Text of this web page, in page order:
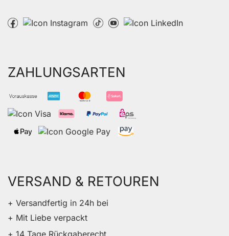
ZAHLUNGSARTEN
VERSAND & RETOUREN
+ Versandfertig in 24h bei
+ Mit Liebe verpackt
+ 14 Tage Rückgaberecht